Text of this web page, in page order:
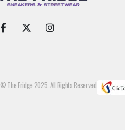
© The Fridge 2025. All Rights Reserved